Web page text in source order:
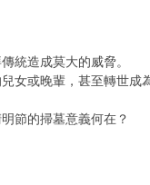
統造成莫大的威脅。
女或晚輩，甚至轉世成
節的掃墓意義何在？